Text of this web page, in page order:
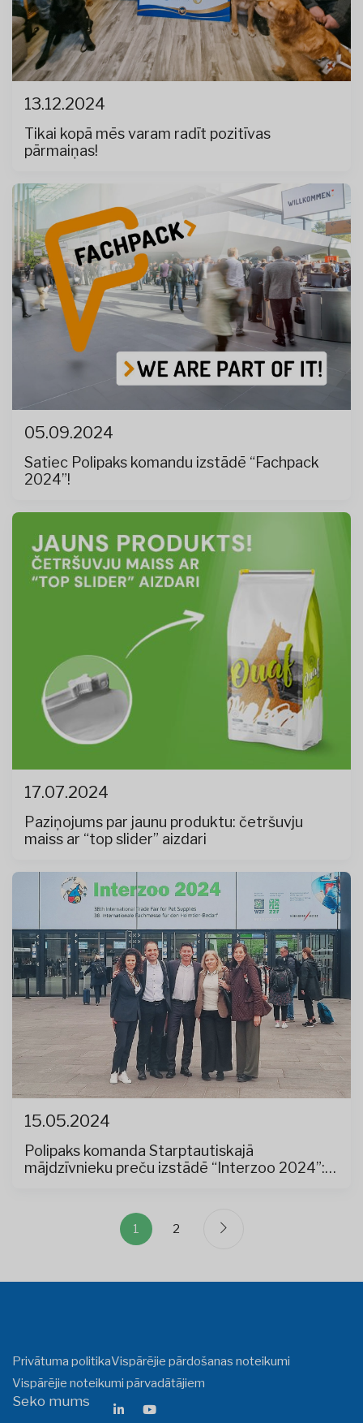
13.12.2024
Tikai kopā mēs varam radīt pozitīvas
pārmaiņas!
05.09.2024
Satiec Polipaks komandu izstādē “Fachpack
2024”!
17.07.2024
Paziņojums par jaunu produktu: četršuvju
maiss ar “top slider” aizdari
15.05.2024
Polipaks komanda Starptautiskajā
mājdzīvnieku preču izstādē “Interzoo 2024”:
1 2
Privātuma politikaVispārējie pārdošanas noteikumi
Vispārējie noteikumi pārvadātājiem
Seko mums